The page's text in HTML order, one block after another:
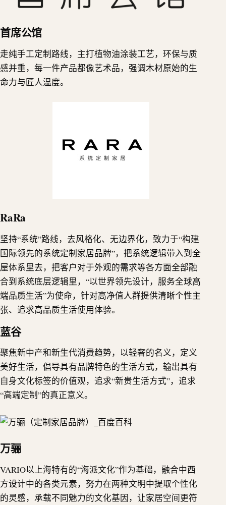
首席公馆
走纯手工定制路线，主打植物油涂装工艺，环保与质
感并重，每一件产品都像艺术品，强调木材原始的生
命力与匠人温度。
RaRa
坚持“系统”路线，去风格化、无边界化，致力于“构建
国际领先的系统定制家居品牌”，把系统逻辑带入到全
屋体系里去，把客户对于外观的需求等各方面全部融
合到系统底层逻辑里，“以世界领先设计，服务全球高
端品质生活”为使命，针对高净值人群提供清晰个性主
张、追求高品质生活使用体验。
蓝谷
聚焦新中产和新生代消费趋势，以轻奢的名义，定义
美好生活，倡导具有品牌特色的生活方式，输出具有
自身文化标签的价值观，追求“新贵生活方式”，追求
“高端定制”的真正意义。
万骊
VARIO以上海特有的“海派文化”作为基础，融合中西
方设计中的各类元素，努力在两种文明中提取个性化
的灵感，承载不同魅力的文化基因，让家居空间更符